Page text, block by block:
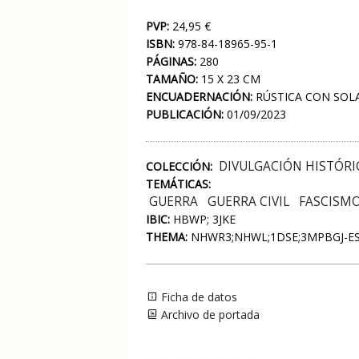
PVP: 24,95 €
ISBN: 978-84-18965-95-1
PÁGINAS: 280
TAMAÑO: 15 X 23 CM
ENCUADERNACIÓN: RÚSTICA CON
PUBLICACIÓN: 01/09/2023
COLECCIÓN: DIVULGACIÓN
TEMÁTICAS:
GUERRA GUERRA CIVIL
IBIC: HBWP; 3JKE
THEMA: NHWR3;NHWL;1DSE;3MPBGJ-ES
Ficha de datos
Archivo de portada